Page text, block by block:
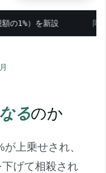
の1%）を新設 同
るのか
上乗せされ、
げて相殺され